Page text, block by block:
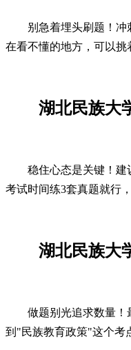
别急着埋头刷题！
在看不懂的地方，可以挑
湖北民族大
稳住心态是关键！建
考试时间练3套真题就行
湖北民族大
做题别光追求数量
到"民族教育政策"这个考